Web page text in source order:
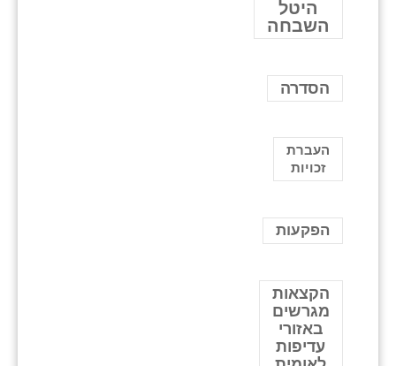
היטל
השבחה
הסדרה
העברת
זכויות
הפקעות
הקצאות
מגרשים
באזורי
עדיפות